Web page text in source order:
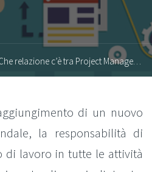
relazione c’è tra Project Management e Marketing?
di un nuovo
la responsabilità di
di lavoro in tutte le attività